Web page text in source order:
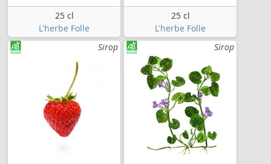
25 cl
L'herbe Folle
25 cl
L'herbe Folle
Sirop
Sirop